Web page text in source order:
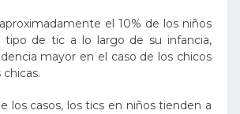
el 10% de los niños
tipo de tic a lo largo de su infancia,
mayor en el caso de los chicos
los casos, los tics en niños tienden a